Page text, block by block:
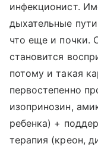
инфекционист.
дыхательные
что еще и почки.
становится
потому и такая
первостепенно
изопринозин,
ребенка) +
терапия (креон,